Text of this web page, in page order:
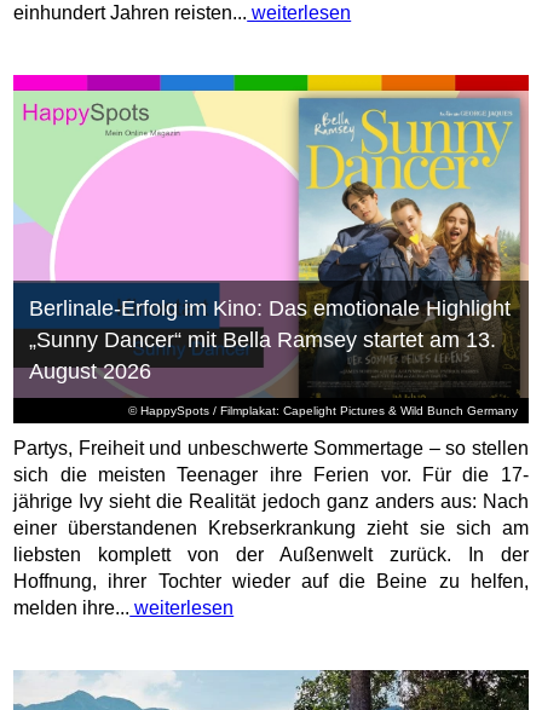
einhundert Jahren reisten... weiterlesen
© HappySpots / Filmplakat: Capelight Pictures & Wild Bunch Germany
Berlinale-Erfolg im Kino: Das emotionale Highlight
„Sunny Dancer“ mit Bella Ramsey startet am 13.
August 2026
Partys, Freiheit und unbeschwerte Sommertage – so stellen
sich die meisten Teenager ihre Ferien vor. Für die 17-
jährige Ivy sieht die Realität jedoch ganz anders aus: Nach
einer überstandenen Krebserkrankung zieht sie sich am
liebsten komplett von der Außenwelt zurück. In der
Hoffnung, ihrer Tochter wieder auf die Beine zu helfen,
melden ihre... weiterlesen